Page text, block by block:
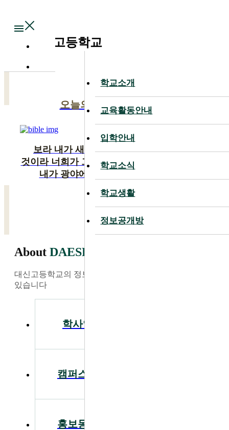
학교소개
교육활동안내
입학안내
학교소식
학교생활
정보공개방
학교소개
교육활동안내
입학안내
학교소식
학교생활
정보공개방
대전대신고등학교
오늘의 말씀
보라 내가 새 일을 행하리니 이제 나타낼
것이라 너희가 그것을 알지 못하겠느냐 반드시
내가 광야에 길을 사막에 강을 내리니
이사야 43:19
About DAESHIN
대신고등학교의 정보와 소식을 가장 빠르게 찾아보실 수
있습니다
학사일정
캠퍼스투어
홍보동영상